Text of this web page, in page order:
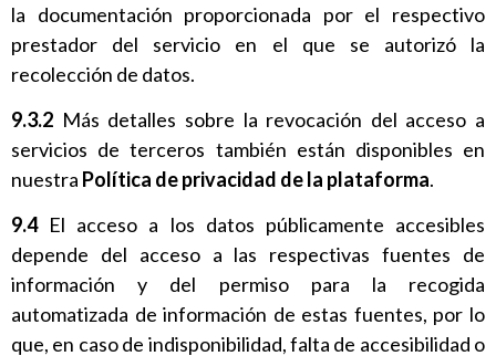
la documentación proporcionada por el respectivo
prestador del servicio en el que se autorizó la
recolección de datos.
9.3.2 Más detalles sobre la revocación del acceso a
servicios de terceros también están disponibles en
nuestra Política de privacidad de la plataforma.
9.4 El acceso a los datos públicamente accesibles
depende del acceso a las respectivas fuentes de
información y del permiso para la recogida
automatizada de información de estas fuentes, por lo
que, en caso de indisponibilidad, falta de accesibilidad o